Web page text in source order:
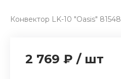
Конвектор LK-10 "Oasis" 81548
2 769 ₽ / шт